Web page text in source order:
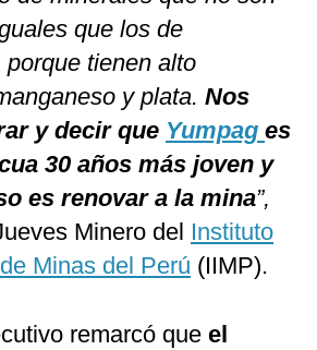
que los de
tienen alto
y plata. Nos
y decir que Yumpag es
30 años más joven y
es renovar a la mina”,
Minero del Instituto
Minas del Perú (IIMP).
remarcó que el